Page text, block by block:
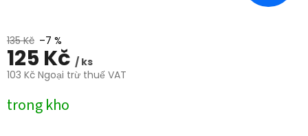
135 Kč –7 %
125 Kč / ks
103 Kč Ngoại trừ thuế VAT
đo
trong kho